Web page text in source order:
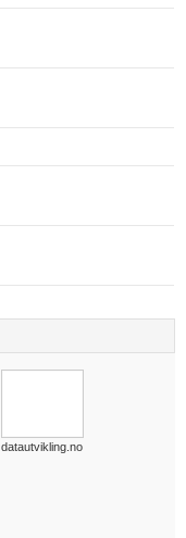
datautvikling.no